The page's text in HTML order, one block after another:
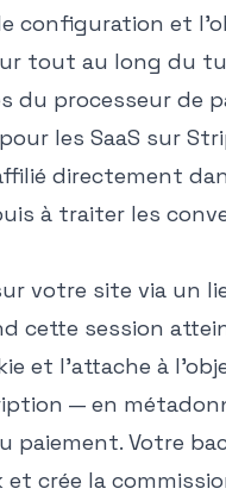
configuration et
tout au long du
du processeur de
les SaaS sur
directement
à traiter les
votre site via un
cette session
et l'attache à
— en
paiement. Votre
crée la